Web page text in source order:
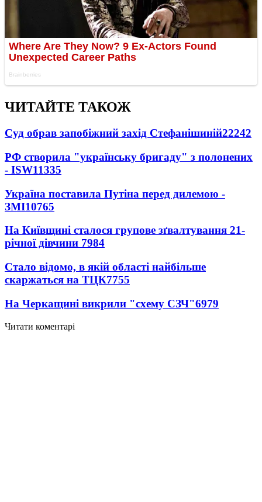
ЧИТАЙТЕ ТАКОЖ
Суд обрав запобіжний захід Стефанішиній22242
РФ створила "українську бригаду" з полонених
- ISW11335
Україна поставила Путіна перед дилемою -
ЗМІ10765
На Київщині сталося групове зґвалтування 21-
річної дівчини 7984
Стало відомо, в якій області найбільше
скаржаться на ТЦК7755
На Черкащині викрили "схему СЗЧ"6979
Читати коментарі